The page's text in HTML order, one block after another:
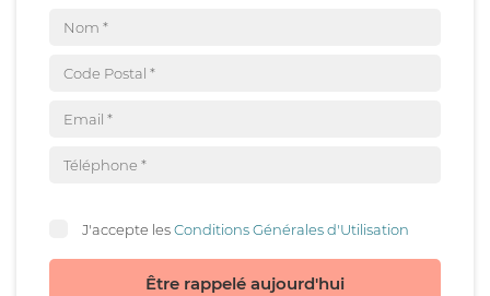
J'accepte lesConditions Générales d'Utilisation
Être rappelé aujourd'hui